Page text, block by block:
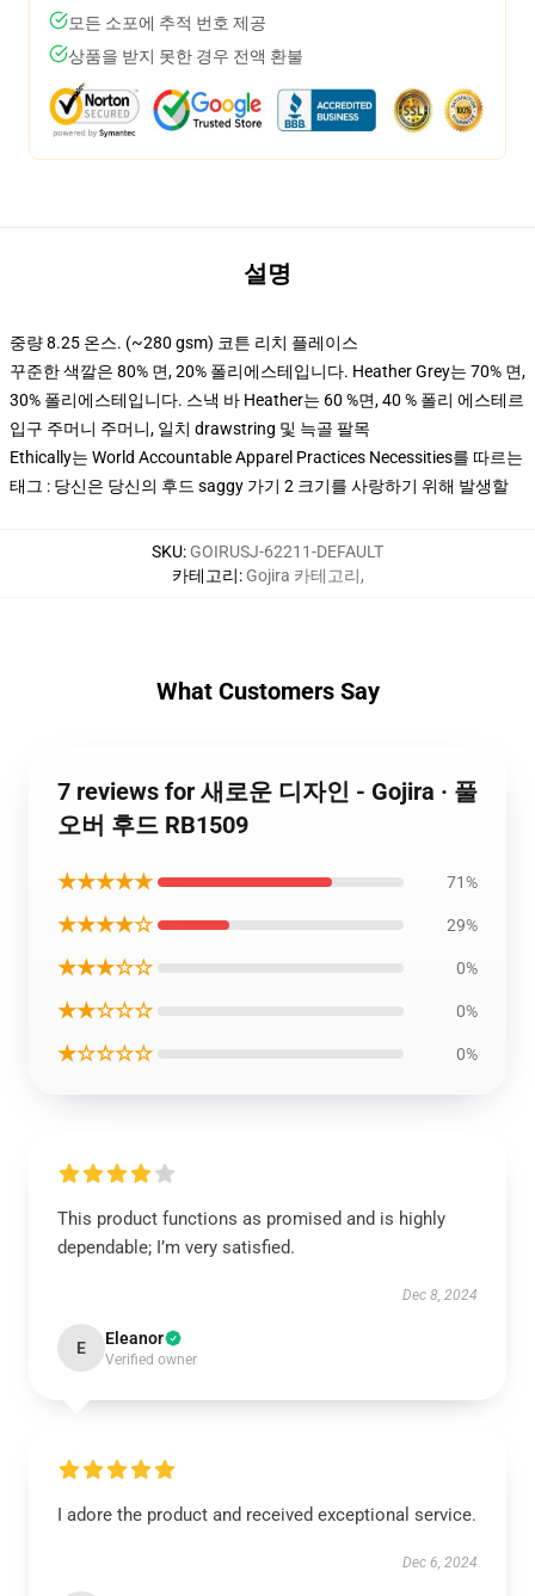
모든 소포에 추적 번호 제공
상품을 받지 못한 경우 전액 환불
설명
중량 8.25 온스. (~280 gsm) 코튼 리치 플레이스
꾸준한 색깔은 80% 면, 20% 폴리에스테입니다. Heather Grey는 70% 면,
30% 폴리에스테입니다. 스낵 바 Heather는 60 %면, 40 % 폴리 에스테르
입구 주머니 주머니, 일치 drawstring 및 늑골 팔목
Ethically는 World Accountable Apparel Practices Necessities를 따르는
태그 : 당신은 당신의 후드 saggy 가기 2 크기를 사랑하기 위해 발생할
SKU: GOIRUSJ-62211-DEFAULT
카테고리: Gojira 카테고리,
What Customers Say
7 reviews for 새로운 디자인 - Gojira · 풀
오버 후드 RB1509
★★★★★ 71%
★★★★☆ 29%
★★★☆☆ 0%
★★☆☆☆ 0%
★☆☆☆☆ 0%
This product functions as promised and is highly
dependable; I’m very satisfied.
Dec 8, 2024
E Eleanor
Verified owner
I adore the product and received exceptional service.
Dec 6, 2024